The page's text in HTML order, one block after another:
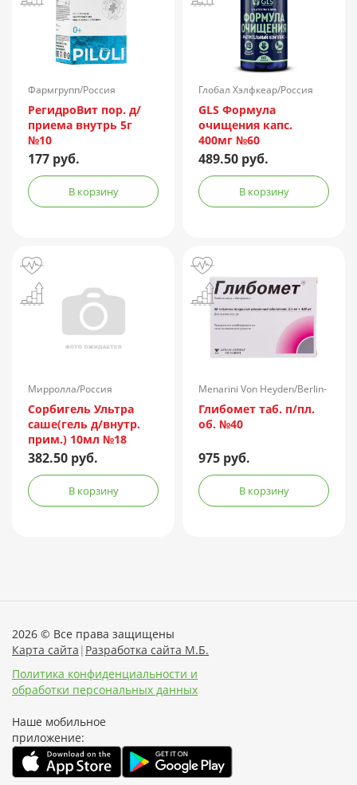
Фармгрупп/Россия
РегидроВит пор. д/
приема внутрь 5г
№10
177 руб.
В корзину
Глобал Хэлфкеар/Россия
GLS Формула
очищения капс.
400мг №60
489.50 руб.
В корзину
Мирролла/Россия
Сорбигель Ультра
саше(гель д/внутр.
прим.) 10мл №18
382.50 руб.
В корзину
Menarini Von Heyden/Berlin-
Chemie/Германия
Глибомет таб. п/пл.
об. №40
975 руб.
В корзину
2026 © Все права защищены
Карта сайта | Разработка сайта М.Б.
Политика конфиденциальности и
обработки персональных данных
Наше мобильное
приложение: